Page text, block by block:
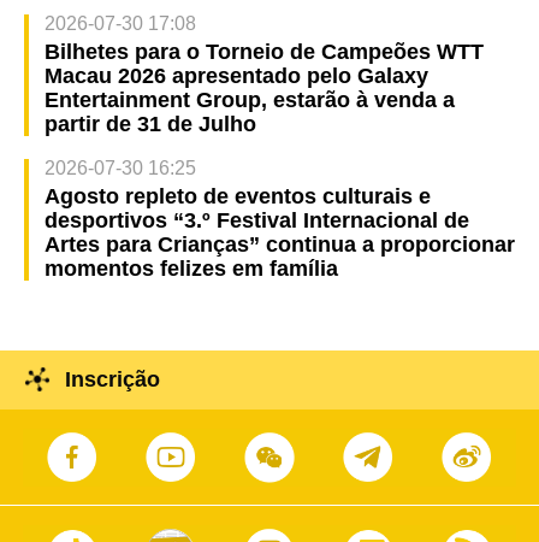
2026-07-30 17:08
Bilhetes para o Torneio de Campeões WTT
Macau 2026 apresentado pelo Galaxy
Entertainment Group, estarão à venda a
partir de 31 de Julho
2026-07-30 16:25
Agosto repleto de eventos culturais e
desportivos “3.º Festival Internacional de
Artes para Crianças” continua a proporcionar
momentos felizes em família
Inscrição